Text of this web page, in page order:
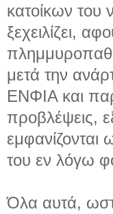
κατοίκων του
ξεχειλίζει,
μετά την
ΕΝΦΙΑ και
προβλέψεις,
εμφανίζονται
του εν λόγω
Όλα αυτά,